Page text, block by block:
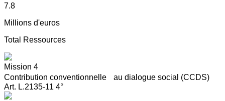
7.8
Millions d'euros
Total Ressources
Mission 4
Contribution conventionnelle au dialogue social (CCDS)
Art. L.2135-11 4°